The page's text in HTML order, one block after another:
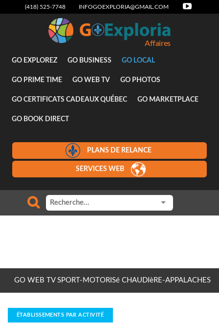
(418) 525-7748 INFOGOEXPLORIA@GMAIL.COM
Affaires
GO EXPLOREZ GO BUSINESS GO LOCAL
GO PRIME TIME GO WEB TV GO PHOTOS
GO CERTIFICATS CADEAUX QUÉBEC GO MARKETPLACE
GO BOOK DIRECT
PLANS DE RELANCE
SERVICES WEB
GO WEB TV SPORT-MOTORISé CHAUDIèRE-APPALACHES
ÉTABLISSEMENTS PAR ACTIVITÉ